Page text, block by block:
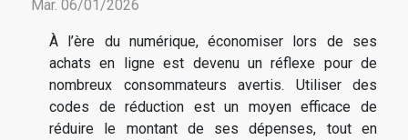
Mar. 06/01/2026
À l’ère du numérique, économiser lors de ses
achats en ligne est devenu un réflexe pour de
nombreux consommateurs avertis. Utiliser des
codes de réduction est un moyen efficace de
réduire le montant de ses dépenses, tout en